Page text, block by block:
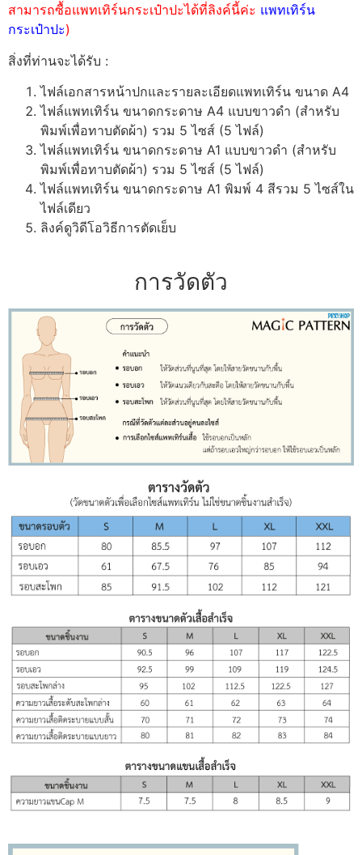
สามารถซื้อแพทเทิร์นกระเป๋าปะได้ที่ลิงค์นี้ค่ะ แพทเทิร์น
กระเป๋าปะ)
สิ่งที่ท่านจะได้รับ :
ไฟล์เอกสารหน้าปกและรายละเอียดแพทเทิร์น ขนาด A4
ไฟล์แพทเทิร์น ขนาดกระดาษ A4 แบบขาวดำ (สำหรับ
พิมพ์เพื่อทาบตัดผ้า) รวม 5 ไซส์ (5 ไฟล์)
ไฟล์แพทเทิร์น ขนาดกระดาษ A1 แบบขาวดำ (สำหรับ
พิมพ์เพื่อทาบตัดผ้า) รวม 5 ไซส์ (5 ไฟล์)
ไฟล์แพทเทิร์น ขนาดกระดาษ A1 พิมพ์ 4 สีรวม 5 ไซส์ใน
ไฟล์เดียว
ลิงค์ดูวิดีโอวิธีการตัดเย็บ
การวัดตัว